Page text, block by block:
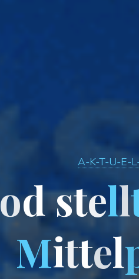
A-K-T-U-E-
odstell
Mittel